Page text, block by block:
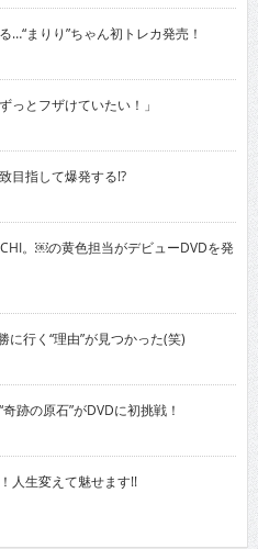
まりり”ちゃん初トレカ発売！
とフザけていたい！」
目指して爆発する!?
。￼の黄色担当がデビューDVDを発
行く“理由”が見つかった(笑)
跡の原石”がDVDに初挑戦！
人生変えて魅せます!!